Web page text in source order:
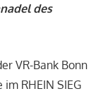
des
VR-Bank Bonn
RHEIN SIEG